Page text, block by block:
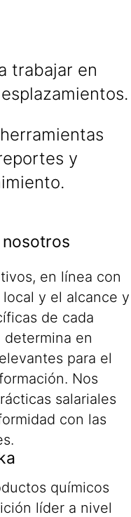
trabajar en
y
en línea con
y el alcance y
de cada
determina en
para el
Nos
salariales
con las
químicos
líder a nivel